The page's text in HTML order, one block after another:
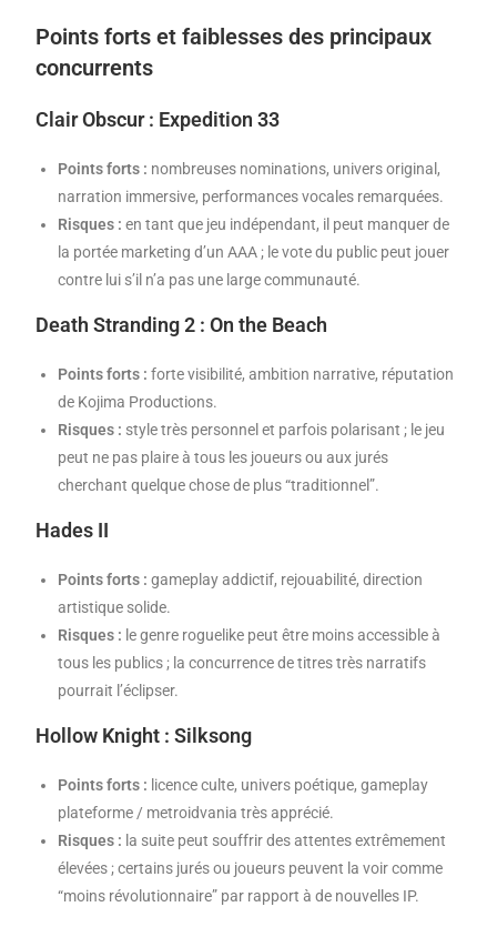
Points forts et faiblesses des principaux
concurrents
Clair Obscur : Expedition 33
Points forts : nombreuses nominations, univers original,
narration immersive, performances vocales remarquées.
Risques : en tant que jeu indépendant, il peut manquer de
la portée marketing d’un AAA ; le vote du public peut jouer
contre lui s’il n’a pas une large communauté.
Death Stranding 2 : On the Beach
Points forts : forte visibilité, ambition narrative, réputation
de Kojima Productions.
Risques : style très personnel et parfois polarisant ; le jeu
peut ne pas plaire à tous les joueurs ou aux jurés
cherchant quelque chose de plus “traditionnel”.
Hades II
Points forts : gameplay addictif, rejouabilité, direction
artistique solide.
Risques : le genre roguelike peut être moins accessible à
tous les publics ; la concurrence de titres très narratifs
pourrait l’éclipser.
Hollow Knight : Silksong
Points forts : licence culte, univers poétique, gameplay
plateforme / metroidvania très apprécié.
Risques : la suite peut souffrir des attentes extrêmement
élevées ; certains jurés ou joueurs peuvent la voir comme
“moins révolutionnaire” par rapport à de nouvelles IP.